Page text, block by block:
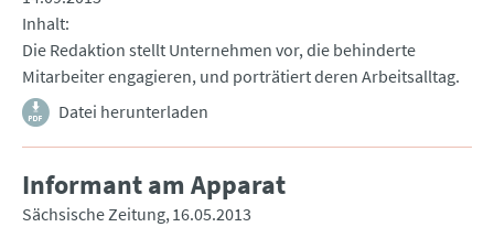
Inhalt
Die Redaktion stellt Unternehmen vor, die behinderte
Mitarbeiter engagieren, und porträtiert deren Arbeitsalltag.
Datei herunterladen
Informant am Apparat
Sächsische Zeitung 16.05.2013